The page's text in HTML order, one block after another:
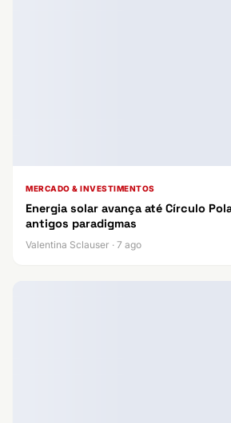
MERCADO & INVESTIMENTOS
Energia solar avança até Círculo
antigos paradigmas
Valentina Sclauser · 7 ago